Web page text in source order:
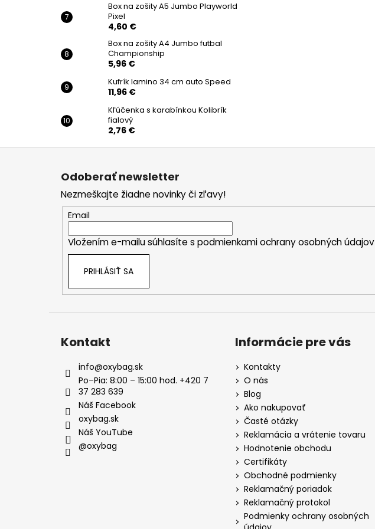
Box na zošity A5 Jumbo Playworld
Pixel
4,60 €
Box na zošity A4 Jumbo futbal
Championship
5,96 €
Kufrík lamino 34 cm auto Speed
11,96 €
Kľúčenka s karabínkou Kolibrík
fialový
2,76 €
Z
Odoberať newsletter
Nezmeškajte žiadne novinky či zľavy!
Email
Vložením e-mailu súhlasíte s podmienkami ochrany osobných údajov
PRIHLÁSIŤ SA
Kontakt
info@oxybag.sk
Po–Pia: 8:00 – 15:00 hod. +420 7
37 283 639
Náš Facebook
oxybag.sk
Náš YouTube
@oxybag
Informácie pre vás
Kontakty
O nás
Blog
Ako nakupovať
Časté otázky
Reklamácia a vrátenie tovaru
Hodnotenie obchodu
Certifikáty
Obchodné podmienky
Reklamačný poriadok
Reklamačný protokol
Podmienky ochrany osobných